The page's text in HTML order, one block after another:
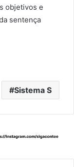
objetivos e
sentença
Sistema S